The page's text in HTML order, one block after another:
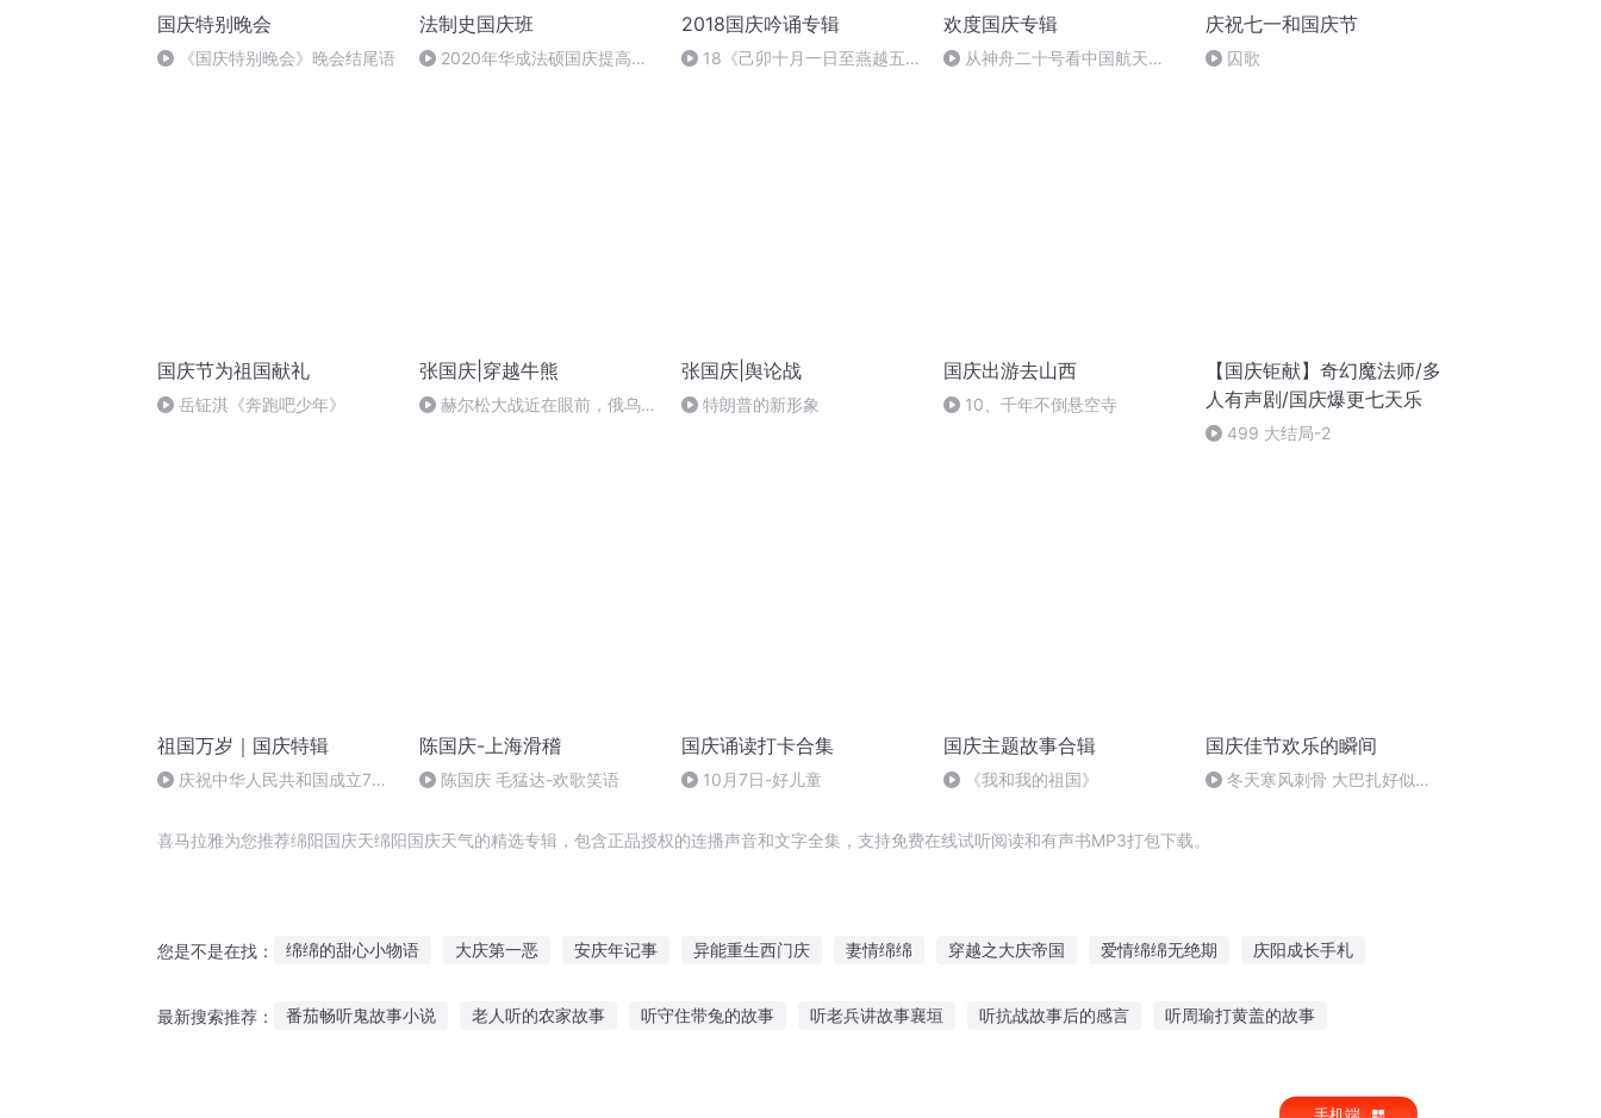
国庆特别晚会
《国庆特别晚会》晚会结尾语
法制史国庆班
2020年华成法硕国庆提高班
2018国庆吟诵专辑
18《己卯十月一日至燕越五
欢度国庆专辑
从神舟二十号看中国航天
庆祝七一和国庆节
囚歌
国庆节为祖国献礼
岳钲淇《奔跑吧少年》
张国庆|穿越牛熊
赫尔松大战近在眼前，俄乌冲
张国庆|舆论战
特朗普的新形象
国庆出游去山西
10、千年不倒悬空寺
【国庆钜献】奇幻魔法师/多
人有声剧/国庆爆更七天乐
499 大结局-2
祖国万岁｜国庆特辑
庆祝中华人民共和国成立73
陈国庆-上海滑稽
陈国庆 毛猛达-欢歌笑语
国庆诵读打卡合集
10月7日-好儿童
国庆主题故事合辑
《我和我的祖国》
国庆佳节欢乐的瞬间
冬天寒风刺骨 大巴扎好似温
喜马拉雅为您推荐绵阳国庆天绵阳国庆天气的精选专辑，包含正品授权的连播声音和文字全集，支持免费在线试听阅读和有声书MP3打包下载。
您是不是在找： 绵绵的甜心小物语 大庆第一恶 安庆年记事 异能重生西门庆 妻情绵绵 穿越之大庆帝国 爱情绵绵无绝期 庆阳成长手札
最新搜索推荐： 番茄畅听鬼故事小说 老人听的农家故事 听守住带兔的故事 听老兵讲故事襄垣 听抗战故事后的感言 听周瑜打黄盖的故事